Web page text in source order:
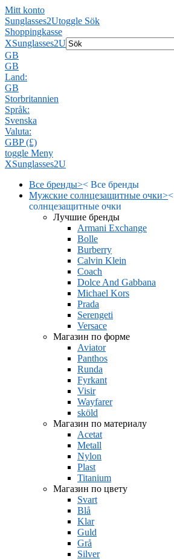
Mitt konto
Sunglasses2Utoggle Sök
Shoppingkasse
XSunglasses2U
GB
GB
Land:
GB
Storbritannien
Språk:
Svenska
Valuta:
GBP (£)
toggle Meny
XSunglasses2U
Все бренды>< Все бренды
Мужские солнцезащитные очки><
солнцезащитные очки
Лучшие бренды
Armani Exchange
Bolle
Burberry
Calvin Klein
Coach
Dolce And Gabbana
Michael Kors
Prada
Serengeti
Versace
Магазин по форме
Aviator
Panthos
Runda
Fyrkant
Visir
Wayfarer
sköld
Магазин по материалу
Acetat
Metall
Nylon
Plast
Titanium
Магазин по цвету
Svart
Blå
Klar
Guld
Grå
Silver